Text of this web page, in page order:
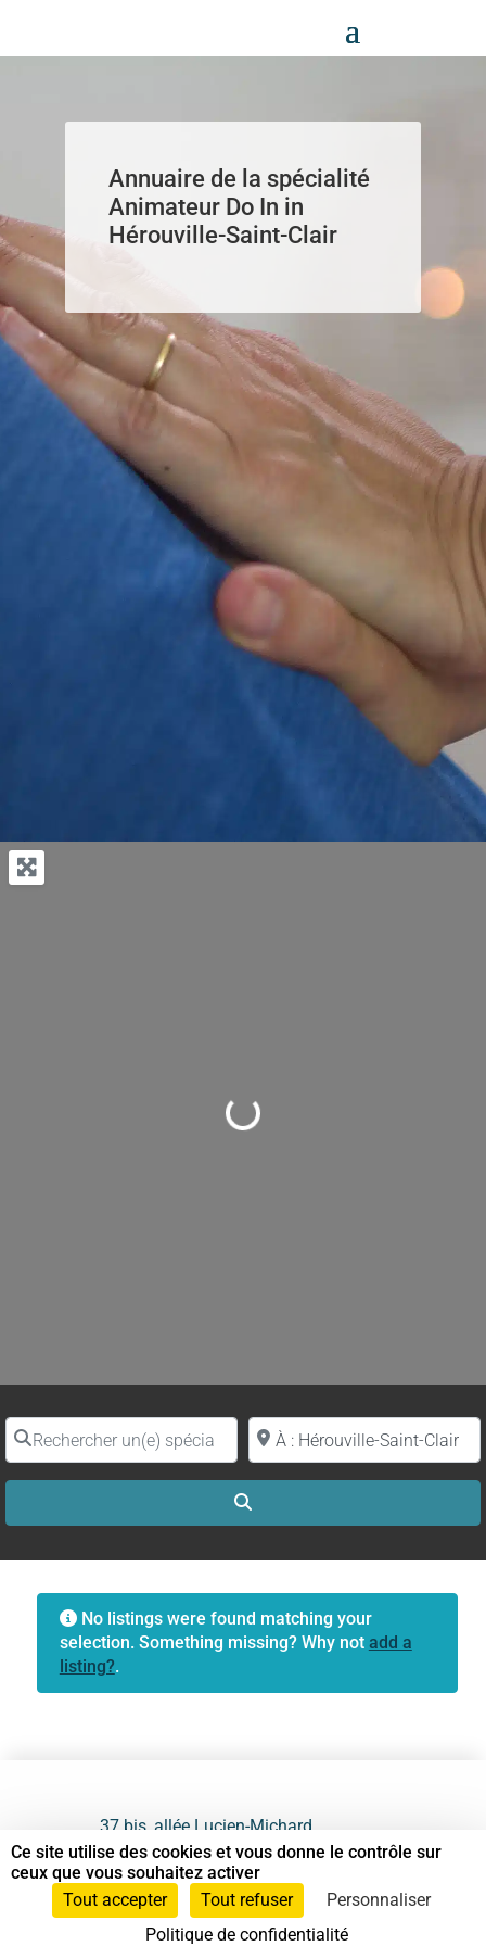
Annuaire de la spécialité
Animateur Do In in
Hérouville-Saint-Clair
Loading...
Rechercher un(e) spécialiste par nomProche de (ville ou région)
No listings were found matching your
selection. Something missing? Why not add a
listing?.
37 bis, allée Lucien-Michard
93190 Livry-Gargan
06 61 87 28 09
Ce site utilise des cookies et vous donne le contrôle sur
ceux que vous souhaitez activer
Tout accepter
Tout refuser
Personnaliser
Politique de confidentialité